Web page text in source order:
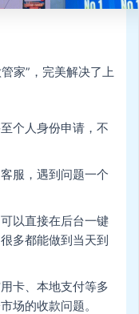
家”，完美解决了上
个人身份申请，不
服，遇到问题一个
以直接在后台一键
多都能做到当天到
卡、本地支付等多
场的收款问题。